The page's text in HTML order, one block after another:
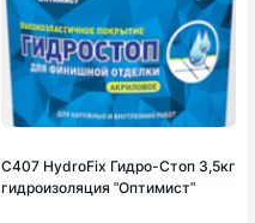
С407 HydroFix Гидро-Стоп 3,5кг
гидроизоляция ʺОптимистʺ